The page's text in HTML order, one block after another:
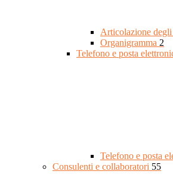
Articolazione
Organigramma 2
Telefono e posta
Telefono e posta
Consulenti e collaboratori 55